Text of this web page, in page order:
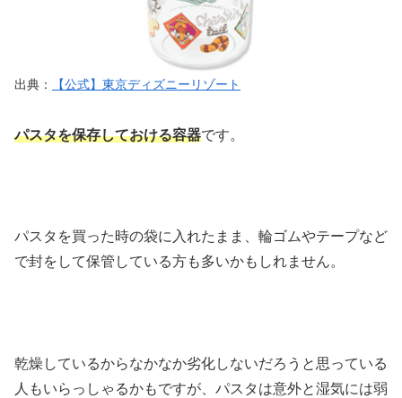
出典： 【公式】東京ディズニーリゾート
パスタを保存しておける容器です。
パスタを買った時の袋に入れたまま、輪ゴムやテープなど
で封をして保管している方も多いかもしれません。
乾燥しているからなかなか劣化しないだろうと思っている
人もいらっしゃるかもですが、パスタは意外と湿気には弱